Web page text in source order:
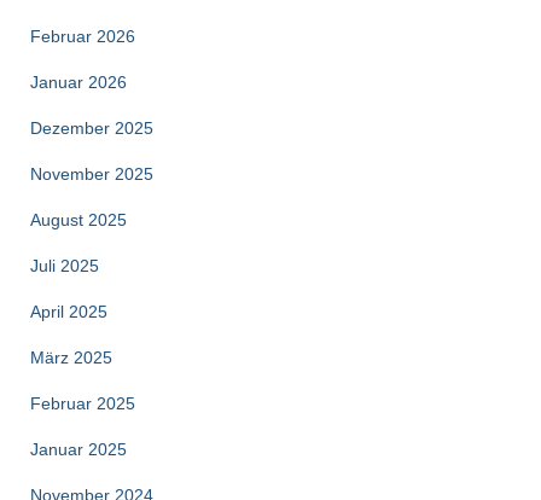
Februar 2026
Januar 2026
Dezember 2025
November 2025
August 2025
Juli 2025
April 2025
März 2025
Februar 2025
Januar 2025
November 2024